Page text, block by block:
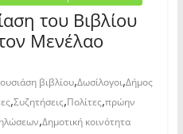
του Βιβλίου
Μενέλαο
βιβλίου,Δωσίλογοι,Δήμος
,Συζητήσεις,Πολίτες,πρώην
,Δημοτική κοινότητα